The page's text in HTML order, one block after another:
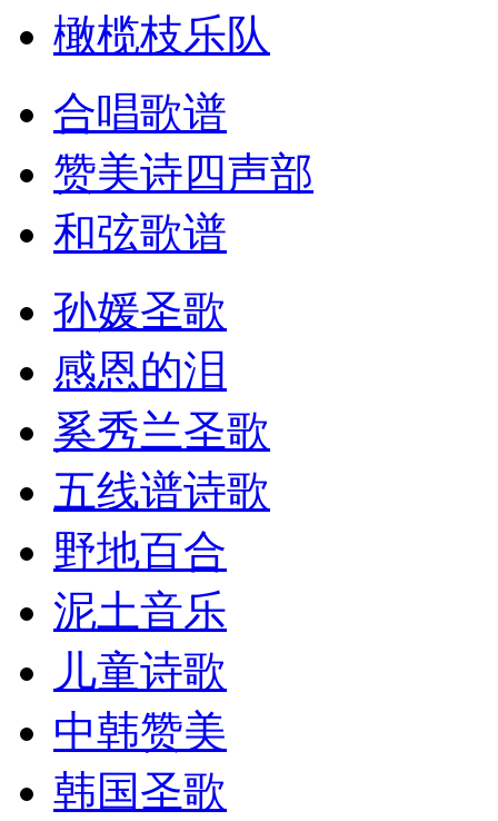
橄榄枝乐队
合唱歌谱
赞美诗四声部
和弦歌谱
孙媛圣歌
感恩的泪
奚秀兰圣歌
五线谱诗歌
野地百合
泥土音乐
儿童诗歌
中韩赞美
韩国圣歌